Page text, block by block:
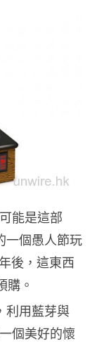
能是這部
一個愚人節玩
後，這東西
購。
利用藍芽與
個美好的懷